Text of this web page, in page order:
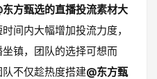
东方甄选的直播投流素材大
时间内大幅增加投流力度，
镇，团队的选择可想而
不仅趁热度搭建@东方甄